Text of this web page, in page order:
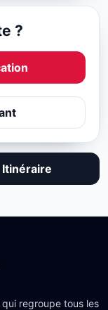
?
Itinéraire
regroupe tous les